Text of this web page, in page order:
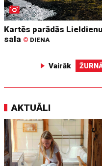
Kartēs parādās Lieldienu
sala © DIENA
Vairāk
AKTUĀLI